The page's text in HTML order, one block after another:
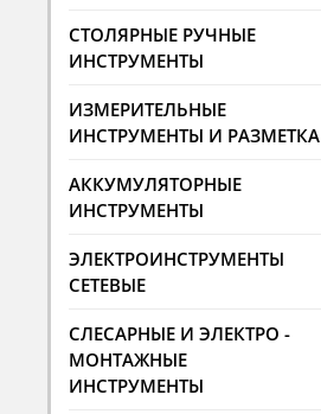
СТОЛЯРНЫЕ РУЧНЫЕ
ИНСТРУМЕНТЫ
ИЗМЕРИТЕЛЬНЫЕ
ИНСТРУМЕНТЫ И РАЗМЕТКА
АККУМУЛЯТОРНЫЕ
ИНСТРУМЕНТЫ
ЭЛЕКТРОИНСТРУМЕНТЫ
СЕТЕВЫЕ
СЛЕСАРНЫЕ И ЭЛЕКТРО -
МОНТАЖНЫЕ
ИНСТРУМЕНТЫ